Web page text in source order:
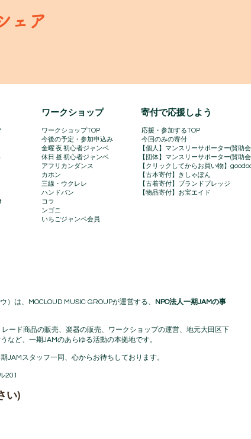
ェア
​ワークショップ 寄付で応援しよう
ワークショップTOP
今後の予定・参加申込み
金曜 夜 初心者ジャンベ
休日 昼 初心者ジャンベ
アフリカンダンス
カホン
三線・ウクレレ
ハンドパン
コラ
ンゴニ
いちごジャンベ会員
応援・参加するTOP
今回のみの寄付
【個人】マンスリーサポーター(賛助
【団体】マンスリーサポーター(賛助
【クリックしてからお買い物】
【古本寄付】きしゃぽん
【古着寄付】ブランドプレッジ
【物品寄付】お宝エイド
は、MOCLOUD MUSIC GROUPが運営する、 NPO法人一期JAMの事
ード商品の販売、楽器の販売、ワークショップの運営、地元大田区下
など、一期JAMのあらゆる活動の本拠地です。
JAMスタッフ一同、心からお待ちしております。
201
い)